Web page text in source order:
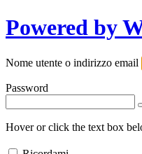
Powered by
Nome utente o indirizzo email
Password
Hover or click the text box